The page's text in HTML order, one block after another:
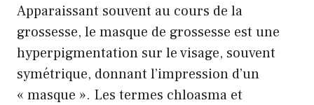
Apparaissant souvent au cours de la
grossesse, le masque de grossesse est une
hyperpigmentation sur le visage, souvent
symétrique, donnant l’impression d’un
« masque ». Les termes chloasma et